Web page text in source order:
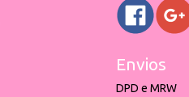
Envios
DPD e MRW